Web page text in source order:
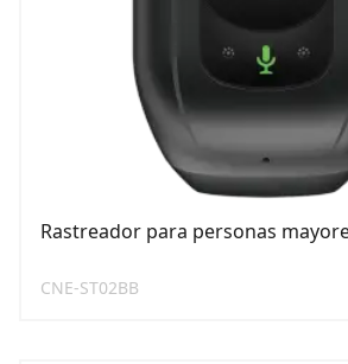
Rastreador para personas
CNE-ST02BB